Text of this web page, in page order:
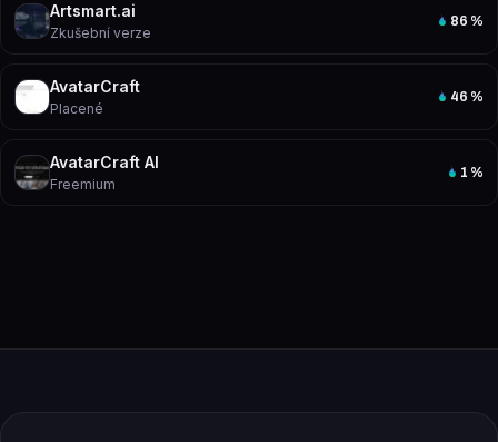
Artsmart.ai
Zkušební verze
86 %
AvatarCraft
Placené
46 %
AvatarCraft AI
Freemium
1 %